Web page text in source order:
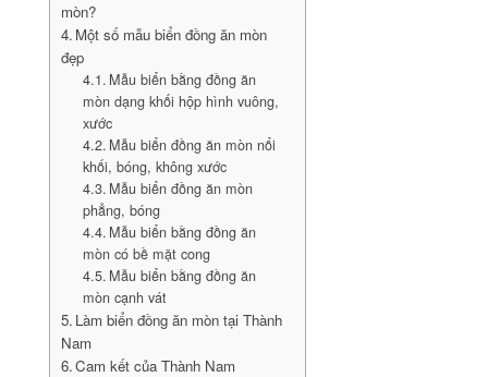
mòn?
Một số mẫu biển đồng ăn mòn
đẹp
Mẫu biển bằng đồng ăn
mòn dạng khối hộp hình vuông,
xước
Mẫu biển đồng ăn mòn nổi
khối, bóng, không xước
Mẫu biển đồng ăn mòn
phẳng, bóng
Mẫu biển bằng đồng ăn
mòn có bề mặt cong
Mẫu biển bằng đồng ăn
mòn cạnh vát
Làm biển đồng ăn mòn tại Thành
Nam
Cam kết của Thành Nam